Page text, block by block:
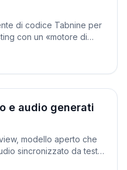
di codice Tabnine per
con un «motore di
e audio generati
modello aperto che
sincronizzato da testo